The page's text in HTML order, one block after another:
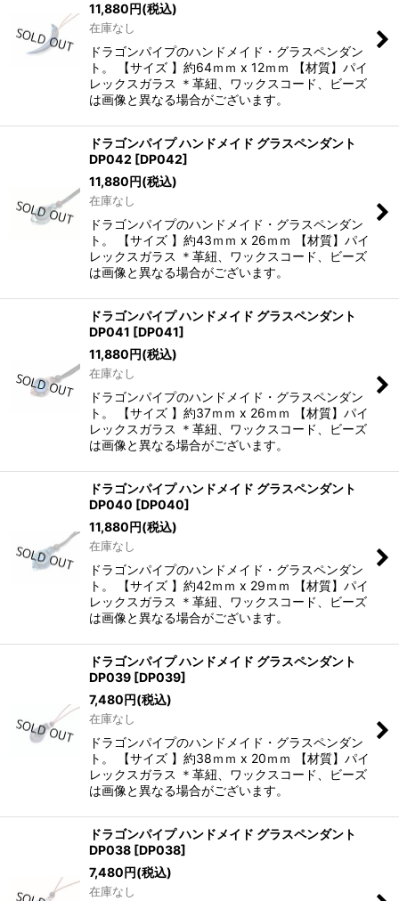
11,880円(税込)
在庫なし
ドラゴンパイプのハンドメイド・グラスペンダン
ト。 【サイズ 】約64ｍｍ x 12ｍｍ 【材質】パイ
レックスガラス ＊革紐、ワックスコード、ビーズ
は画像と異なる場合がございます。
ドラゴンパイプ ハンドメイド グラスペンダント
DP042 [DP042]
11,880円(税込)
在庫なし
ドラゴンパイプのハンドメイド・グラスペンダン
ト。 【サイズ 】約43ｍｍ x 26ｍｍ 【材質】パイ
レックスガラス ＊革紐、ワックスコード、ビーズ
は画像と異なる場合がございます。
ドラゴンパイプ ハンドメイド グラスペンダント
DP041 [DP041]
11,880円(税込)
在庫なし
ドラゴンパイプのハンドメイド・グラスペンダン
ト。 【サイズ 】約37ｍｍ x 26ｍｍ 【材質】パイ
レックスガラス ＊革紐、ワックスコード、ビーズ
は画像と異なる場合がございます。
ドラゴンパイプ ハンドメイド グラスペンダント
DP040 [DP040]
11,880円(税込)
在庫なし
ドラゴンパイプのハンドメイド・グラスペンダン
ト。 【サイズ 】約42ｍｍ x 29ｍｍ 【材質】パイ
レックスガラス ＊革紐、ワックスコード、ビーズ
は画像と異なる場合がございます。
ドラゴンパイプ ハンドメイド グラスペンダント
DP039 [DP039]
7,480円(税込)
在庫なし
ドラゴンパイプのハンドメイド・グラスペンダン
ト。 【サイズ 】約38ｍｍ x 20ｍｍ 【材質】パイ
レックスガラス ＊革紐、ワックスコード、ビーズ
は画像と異なる場合がございます。
ドラゴンパイプ ハンドメイド グラスペンダント
DP038 [DP038]
7,480円(税込)
在庫なし